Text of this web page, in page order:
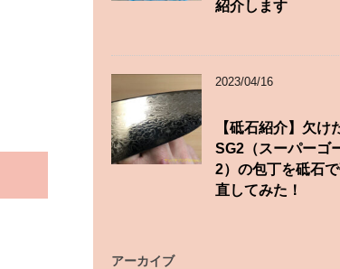
紹介します
2023/04/16
【砥石紹介】欠け
SG2（スーパーゴ
2）の包丁を砥石
直してみた！
アーカイブ